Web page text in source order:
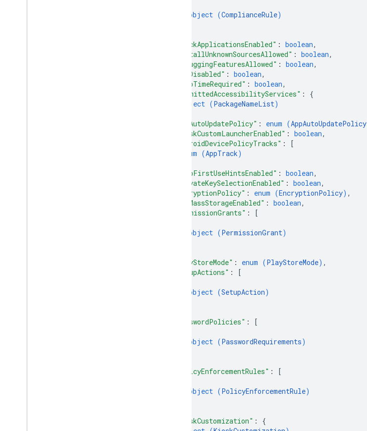
object (ComplianceRule)
"blockApplicationsEnabled" : boolean,
"installUnknownSourcesAllowed" : boolean,
"debuggingFeaturesAllowed" : boolean,
"funDisabled" : boolean,
"autoTimeRequired" : boolean,
"permittedAccessibilityServices" : {
object (PackageNameList)
"appAutoUpdatePolicy" : enum (AppAutoUpdatePolicy
"kioskCustomLauncherEnabled" : boolean,
"androidDevicePolicyTracks" :
[
enum (AppTrack)
"skipFirstUseHintsEnabled" : boolean,
"privateKeySelectionEnabled" : boolean,
"encryptionPolicy" : enum (EncryptionPolicy) ,
"usbMassStorageEnabled" : boolean,
"permissionGrants" :
[
object (PermissionGrant)
"playStoreMode" : enum (PlayStoreMode) ,
"setupActions" :
[
object (SetupAction)
"passwordPolicies" :
[
object (PasswordRequirements)
"policyEnforcementRules" :
[
object (PolicyEnforcementRule)
"kioskCustomization" : {